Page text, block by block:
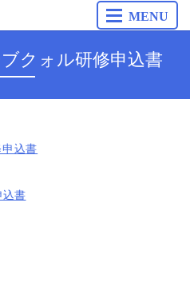
MENU
クォル研修申込書
込書
込書